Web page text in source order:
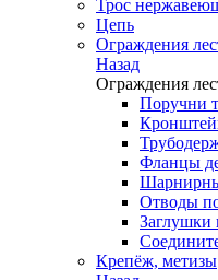
Трос
Цепь
Ограждения
Назад
Ограждения
Поручни
Фланцы
Отводы
Заглушки
Крепёж, метизы